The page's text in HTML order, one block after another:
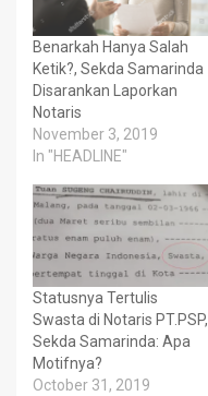
Benarkah Hanya Salah
Ketik?, Sekda Samarinda
Disarankan Laporkan
Notaris
November 3, 2019
In "HEADLINE"
Statusnya Tertulis
Swasta di Notaris PT.PSP,
Sekda Samarinda: Apa
Motifnya?
October 31, 2019